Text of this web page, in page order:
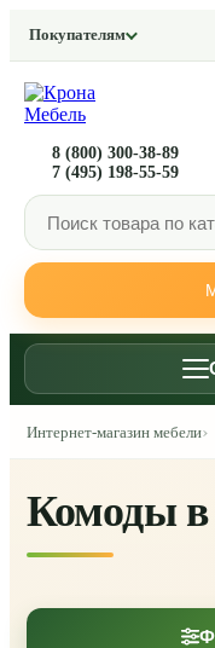
Покупателям
8 (800) 300-38-89
7 (495) 198-55-59
Интернет-магазин мебели
Комоды